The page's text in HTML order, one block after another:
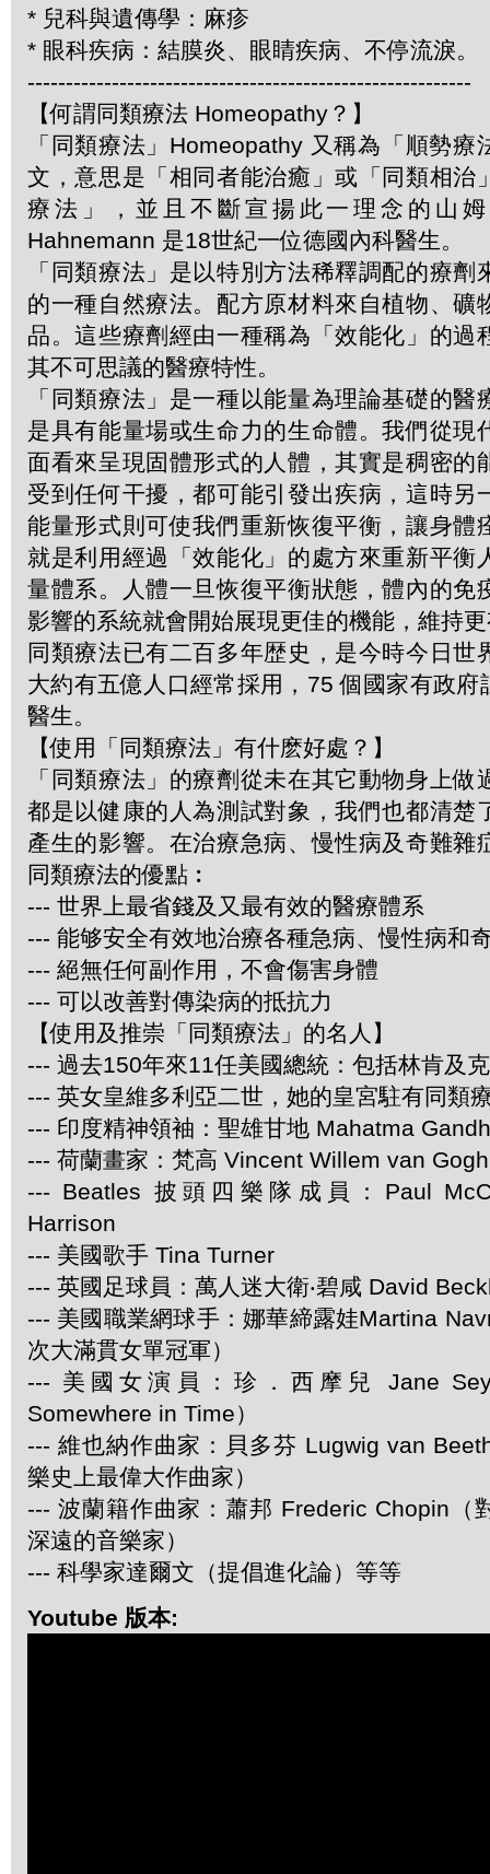
* 兒科與遺傳學：麻疹
* 眼科疾病：結膜炎、眼睛疾病、不停流淚。
----------------------------------------------------------
【何謂同類療法 Homeopathy？】
「同類療法」Homeopathy 又稱為「順勢療
文，意思是「相同者能治癒」或「同類相治
療法」，並且不斷宣揚此一理念的山
Hahnemann 是18世紀一位德國內科醫生。
「同類療法」是以特別方法稀釋調配的療劑
的一種自然療法。配方原材料來自植物、礦
品。這些療劑經由一種稱為「效能化」的過
其不可思議的醫療特性。
「同類療法」是一種以能量為理論基礎的醫
是具有能量場或生命力的生命體。我們從現
面看來呈現固體形式的人體，其實是稠密的
受到任何干擾，都可能引發出疾病，這時另
能量形式則可使我們重新恢復平衡，讓身體
就是利用經過「效能化」的處方來重新平衡
量體系。人體一旦恢復平衡狀態，體內的免
影響的系統就會開始展現更佳的機能，維持
同類療法已有二百多年歴史，是今時今日世
大約有五億人口經常採用，75 個國家有政府
醫生。
【使用「同類療法」有什麽好處？】
「同類療法」的療劑從未在其它動物身上做
都是以健康的人為測試對象，我們也都清楚
產生的影響。在治療急病、慢性病及奇難雜
同類療法的優點︰
--- 世界上最省錢及又最有效的醫療體系
--- 能够安全有效地治療各種急病、慢性病和
--- 絕無任何副作用，不會傷害身體
--- 可以改善對傳染病的抵抗力
【使用及推崇「同類療法」的名人】
--- 過去150年來11任美國總統：包括林肯及
--- 英女皇維多利亞二世，她的皇宮駐有同類
--- 印度精神領袖：聖雄甘地 Mahatma
--- 荷蘭畫家：梵高 Vincent Willem van Gogh
--- Beatles 披頭四樂隊成員：Paul
Harrison
--- 美國歌手 Tina Turner
--- 英國足球員：萬人迷大衛‧碧咸 David
--- 美國職業網球手：娜華締露娃Martina
次大滿貫女單冠軍）
--- 美國女演員：珍．西摩兒 Jane
Somewhere in Time）
--- 維也納作曲家：貝多芬 Lugwig van
樂史上最偉大作曲家）
--- 波蘭籍作曲家：蕭邦 Frederic Chopin（
深遠的音樂家）
--- 科學家達爾文（提倡進化論）等等
Youtube 版本: